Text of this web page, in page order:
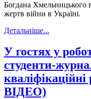
Богдана Хмельницького
жертв війни в Україні.
Детальніше...
У гостях у
студенти-
ВІДЕО)